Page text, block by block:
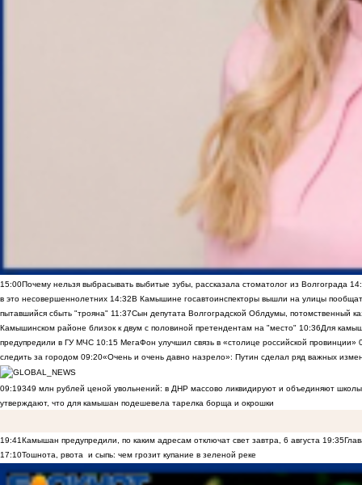
15:00Почему нельзя выбрасывать выбитые зубы, рассказала стоматолог из Волгограда
в это несовершеннолетних 14:32В Камышине госавтоинспекторы вышли на улицы
пытавшийся сбыть "трояна" 11:37Сын депутата Волгоградской Облдумы, потомственный
Камышинском районе близок к двум с половиной претендентам на "место" 10:36Для
предупредили в ГУ МЧС 10:15 МегаФон улучшил связь в «столице российской провинции»
следить за городом 09:20«Очень и очень давно назрело»: Путин сделал ряд важных
09:19349 млн рублей ценой увольнений: в ДНР массово ликвидируют и объединяют
утверждают, что для камышан подешевела тарелка борща и окрошки
19:41Камышан предупредили, по каким адресам отключат свет завтра, 6 августа 19:35
17:10Тошнота, рвота и сыпь: чем грозит купание в зеленой реке